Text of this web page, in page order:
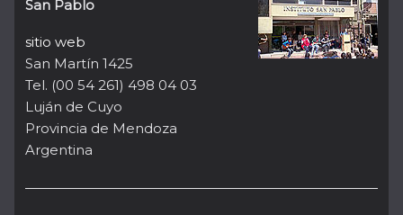
San Pablo
sitio web
San Martín 1425
Tel. (00 54 261) 498 04 03
Luján de Cuyo
Provincia de Mendoza
Argentina